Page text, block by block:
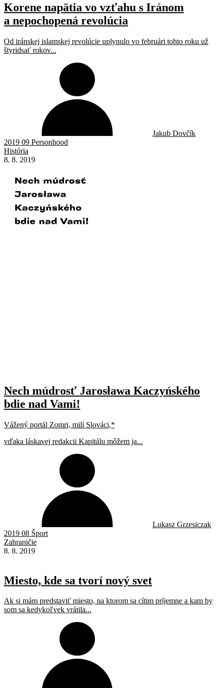
Korene napätia vo vzťahu s Iránom
a nepochopená revolúcia
Od iránskej islamskej revolúcie uplynulo vo februári tohto roku už
štyridsať rokov...
Jakub Dovčík
2019 09 Personhood
História
8. 8. 2019
Nech múdrosť Jarosława Kaczyńského
bdie nad Vami!
Vážený portál Zomri, milí Slováci,*
vďaka láskavej redakcii Kapitálu môžem ja...
Lukasz Grzesiczak
2019 08 Šport
Zahraničie
8. 8. 2019
Miesto, kde sa tvorí nový svet
Ak si mám predstaviť miesto, na ktorom sa cítim príjemne a kam by
som sa kedykoľvek vrátila...